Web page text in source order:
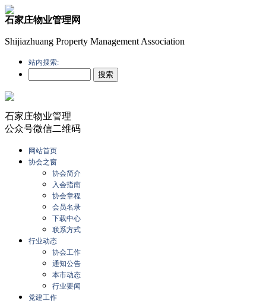
石家庄物业管理网
Shijiazhuang Property Management Association
站内搜索:
石家庄物业管理
公众号微信二维码
网站首页
协会之窗
协会简介
入会指南
协会章程
会员名录
下载中心
联系方式
行业动态
协会工作
通知公告
本市动态
行业要闻
党建工作